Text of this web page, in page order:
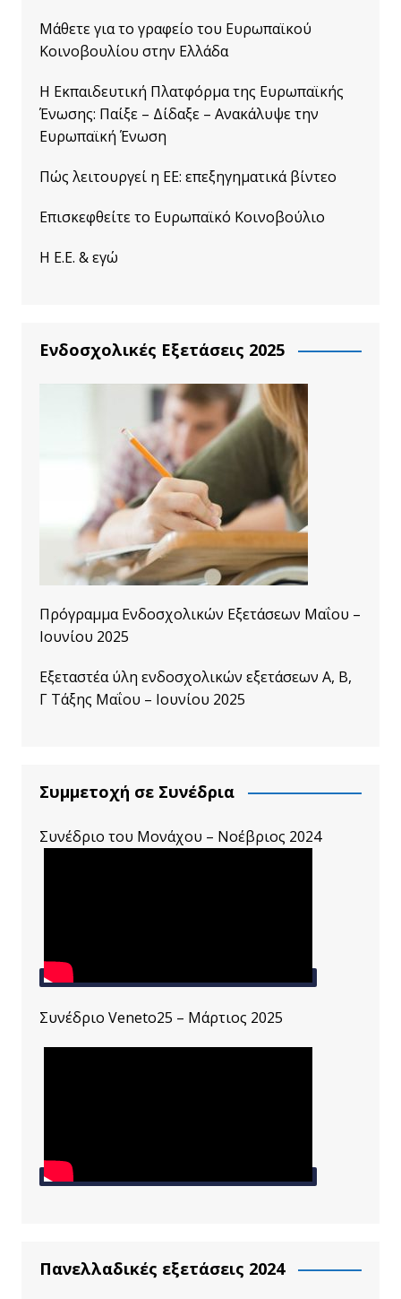
Μάθετε για το γραφείο του Ευρωπαϊκού
Κοινοβουλίου στην Ελλάδα
Η Εκπαιδευτική Πλατφόρμα της Ευρωπαϊκής
Ένωσης: Παίξε – Δίδαξε – Ανακάλυψε την
Ευρωπαϊκή Ένωση
Πώς λειτουργεί η ΕΕ: επεξηγηματικά βίντεο
Επισκεφθείτε το Ευρωπαϊκό Κοινοβούλιο
Η Ε.Ε. & εγώ
Ενδοσχολικές Εξετάσεις 2025
Πρόγραμμα Ενδοσχολικών Εξετάσεων Μαΐου –
Ιουνίου 2025
Εξεταστέα ύλη ενδοσχολικών εξετάσεων A, B,
Γ Τάξης Μαΐου – Ιουνίου 2025
Συμμετοχή σε Συνέδρια
Συνέδριο του Μονάχου – Νοέβριος 2024
Συνέδριο Veneto25 – Μάρτιος 2025
Πανελλαδικές εξετάσεις 2024